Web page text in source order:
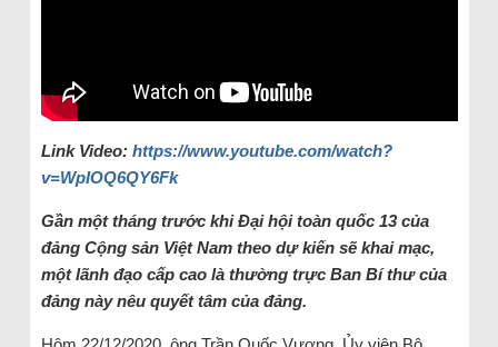
Link Video: https://www.youtube.com/watch?
v=WpIOQ6QY6Fk
Gần một tháng trước khi Đại hội toàn quốc 13 của
đảng Cộng sản Việt Nam theo dự kiến sẽ khai mạc,
một lãnh đạo cấp cao là thường trực Ban Bí thư của
đảng này nêu quyết tâm của đảng.